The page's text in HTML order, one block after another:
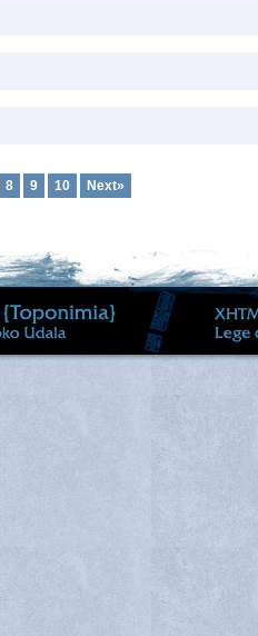
8 9 10 Next»